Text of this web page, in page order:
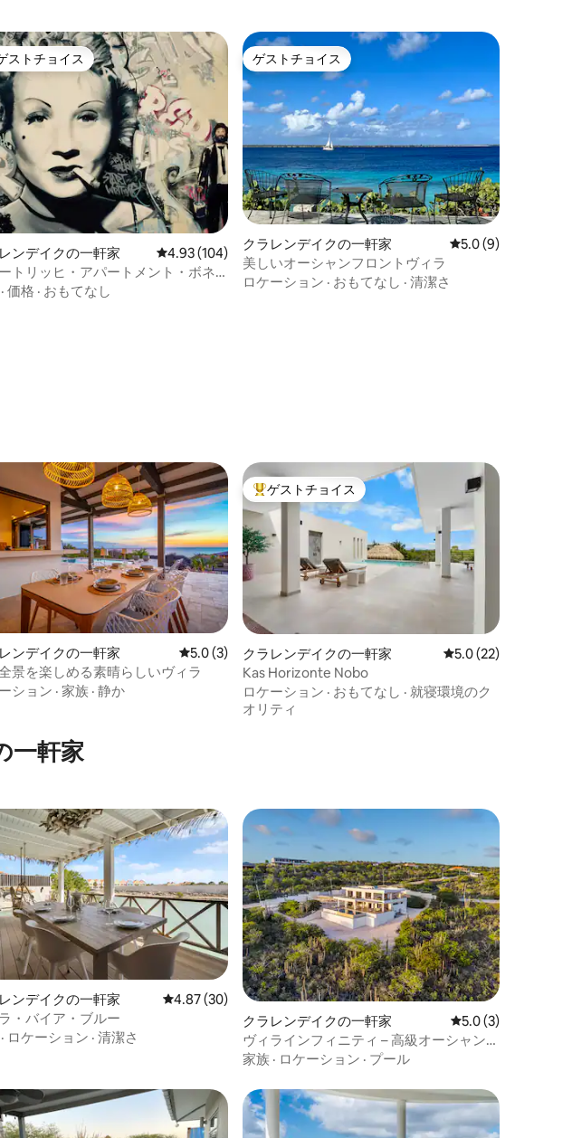
星中4.91つ星の平均評価
評のゲストチョイスです。
ストチョイス
ンデイクの一軒家 レビュー104件、5つ星中4.93つ星の平均評価
4.93 (104)
トリッヒ・アパートメント・ボネ
· 価格 · おもてなし
ゲストチョイス
ゲストチョイス
クラレンデイクの一軒家 レビュー9件、5つ
5.0 (9)
美しいオーシャンフロントヴィラ
ロケーション · おもてなし · 清潔さ
星中5.0つ星の平均評価
ンデイクの一軒家 レビュー3件、5つ星中5.0つ星の平均評価
5.0 (3)
景を楽しめる素晴らしいヴィラ
ション · 家族 · 静か
大好評のゲストチョイスです。
ゲストチョイス
クラレンデイクの一軒家 レビュー22件、5つ
5.0 (22)
Kas Horizonte Nobo
ロケーション · おもてなし · 就寝環境のク
オリティ
一軒家
星中4.73つ星の平均評価
ンデイクの一軒家 レビュー30件、5つ星中4.87つ星の平均評価
4.87 (30)
・バイア・ブルー
· ロケーション · 清潔さ
クラレンデイクの一軒家 レビュー3件、5つ
5.0 (3)
ヴィラインフィニティ – 高級オーシャンビ
ューヴィラ
家族 · ロケーション · プール